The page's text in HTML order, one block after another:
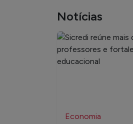
Notícias
Economia